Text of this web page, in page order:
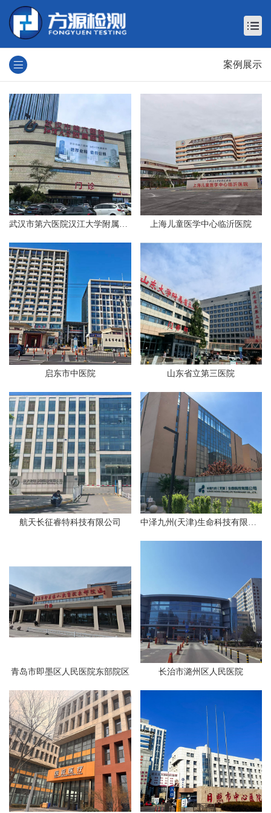
案例展示
武汉市第六医院汉江大学附属医院 上海儿童医学中心临沂医院
启东市中医院 山东省立第三医院
航天长征睿特科技有限公司 中泽九州(天津)生命科技有限公司
青岛市即墨区人民医院东部院区 长治市潞州区人民医院